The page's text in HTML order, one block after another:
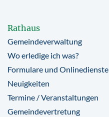
Rathaus
Gemeindeverwaltung
Wo erledige ich was?
Formulare und Onlinedienste
Neuigkeiten
Termine / Veranstaltungen
Gemeindevertretung